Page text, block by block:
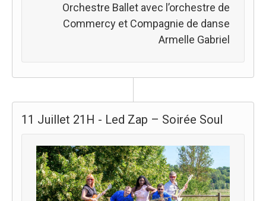
Orchestre Ballet avec l’orchestre de
Commercy et Compagnie de danse
Armelle Gabriel
11 Juillet 21H - Led Zap – Soirée Soul